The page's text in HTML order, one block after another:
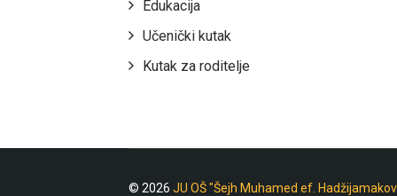
Edukacija
Učenički kutak
Kutak za roditelje
© 2026 JU OŠ "Šejh Muhamed ef.